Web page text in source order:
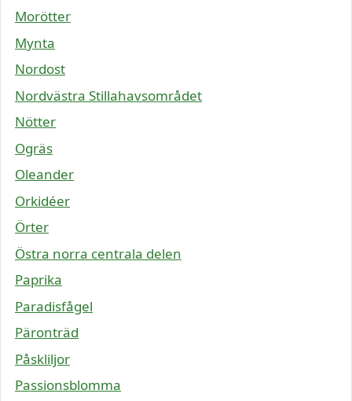
Morötter
Mynta
Nordost
Nordvästra Stillahavsområdet
Nötter
Ogräs
Oleander
Orkidéer
Örter
Östra norra centrala delen
Paprika
Paradisfågel
Päronträd
Påskliljor
Passionsblomma